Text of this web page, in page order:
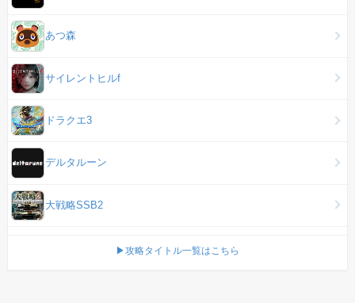
あつ森
サイレントヒルf
ドラクエ3
デルタルーン
大戦略SSB2
▶攻略タイトル一覧はこちら